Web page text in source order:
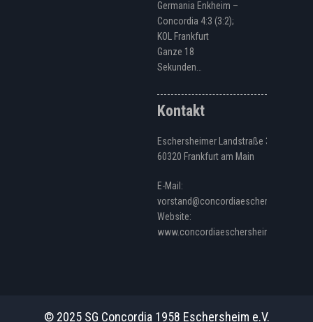
Germania Enkheim –
Concordia 4:3 (3:2);
KOL Frankfurt
Ganze 18
Sekunden…
Kontakt
Eschersheimer Landstraße 328
60320 Frankfurt am Main
E-Mail:
vorstand@concordiaeschersheim.de
Website:
www.concordiaeschersheim.de
© 2025 SG Concordia 1958 Eschersheim e.V.